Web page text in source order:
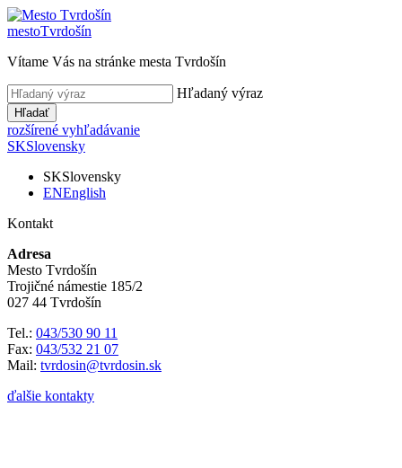
mestoTvrdošín
Vítame Vás na stránke mesta Tvrdošín
Hľadaný výraz
Hľadať
rozšírené vyhľadávanie
SKSlovensky
SKSlovensky
ENEnglish
Kontakt
Adresa
Mesto Tvrdošín
Trojičné námestie 185/2
027 44 Tvrdošín
Tel.: 043/530 90 11
Fax: 043/532 21 07
Mail: tvrdosin@tvrdosin.sk
ďalšie kontakty